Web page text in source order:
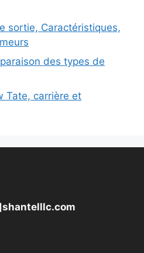
sortie, Caractéristiques,
des types de
Tate, carrière et